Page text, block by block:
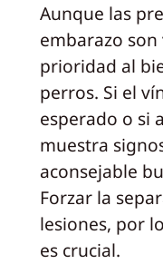
Aunque las
embarazo son
prioridad al
perros. Si el
esperado o si
muestra
aconsejable
Forzar la
lesiones, por
es crucial.